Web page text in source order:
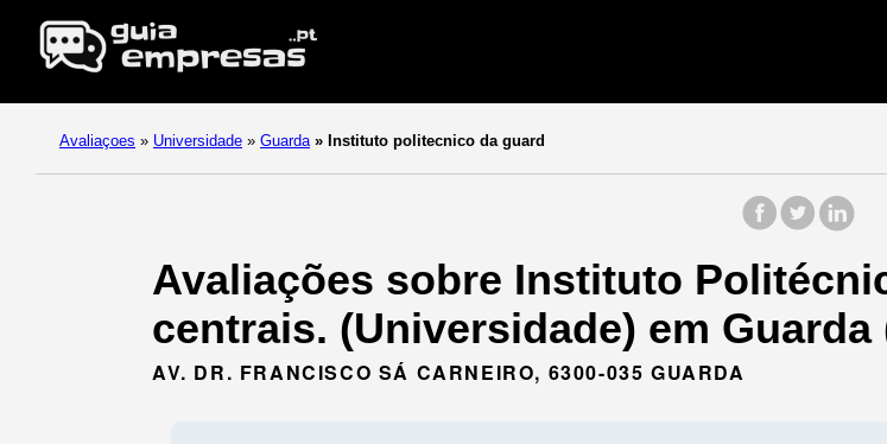
Avaliaçoes » Universidade » Guarda » Instituto politecnico da guard
Avaliações sobre Instituto
centrais. (Universidade) em Guarda
AV. DR. FRANCISCO SÁ CARNEIRO, 6300-035 GUARDA